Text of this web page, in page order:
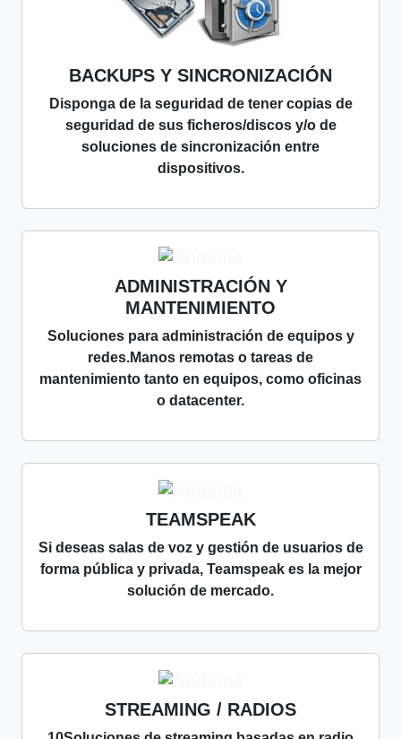
BACKUPS Y SINCRONIZACIÓN
Disponga de la seguridad de tener copias de
seguridad de sus ficheros/discos y/o de
soluciones de sincronización entre
dispositivos.
ADMINISTRACIÓN Y
MANTENIMIENTO
Soluciones para administración de equipos y
redes.Manos remotas o tareas de
mantenimiento tanto en equipos, como oficinas
o datacenter.
TEAMSPEAK
Si deseas salas de voz y gestión de usuarios de
forma pública y privada, Teamspeak es la mejor
solución de mercado.
STREAMING / RADIOS